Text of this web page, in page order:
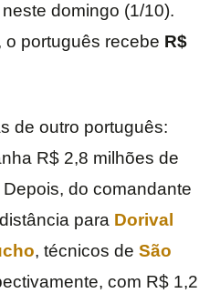
domingo (1/10).
o português recebe R$
de outro português:
R$ 2,8 milhões de
Depois, do comandante
para Dorival
, técnicos de São
com R$ 1,2